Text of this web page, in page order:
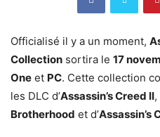
Officialisé il y a un moment,
Collection sortira le 17
One et PC. Cette collection
les DLC d’Assassin’s Creed II,
Brotherhood et d’Assassin’s